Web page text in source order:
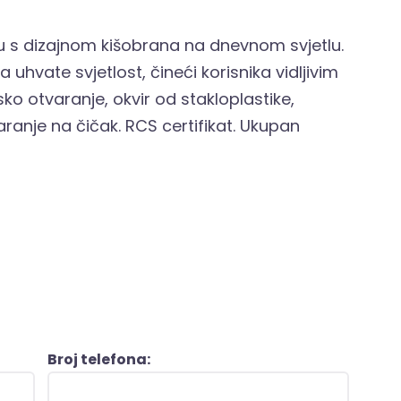
s dizajnom kišobrana na dnevnom svjetlu.
uhvate svjetlost, čineći korisnika vidljivim
otvaranje, okvir od stakloplastike,
na čičak. RCS certifikat. Ukupan
Broj telefona: